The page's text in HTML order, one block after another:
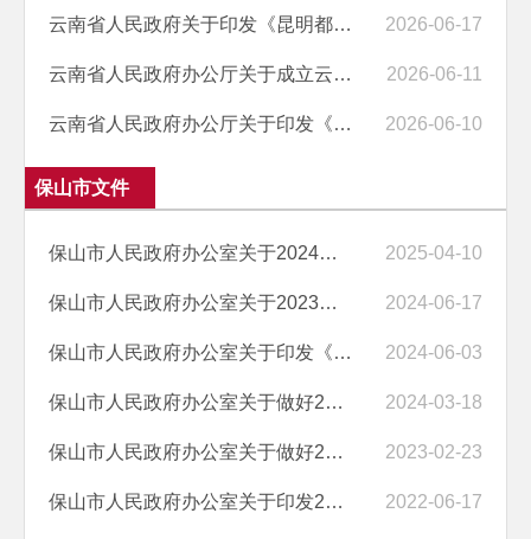
云南省人民政府关于印发《昆明都市圈发展规划》的通知 2026-06-17
云南省人民政府办公厅关于成立云南省第十三届残疾人运动会暨第七届特殊... 2026-06-11
云南省人民政府办公厅关于印发《云南省有序拓展低空经济应用场景实施方... 2026-06-10
保山市文件
保山市人民政府办公室关于2024年度政务公开工作考核情况的通报 2025-04-10
保山市人民政府办公室关于2023年度政务公开工作考核结果的通报 2024-06-17
保山市人民政府办公室关于印发《保山市政务公开专区建设工作方案》的通知 2024-06-03
保山市人民政府办公室关于做好2024年“保山阳光政务”在线访谈工作的通... 2024-03-18
保山市人民政府办公室关于做好2023年“阳光政务”在线访谈有关工作的通... 2023-02-23
保山市人民政府办公室关于印发2022年全市政务公开工作任务分解方案的通... 2022-06-17